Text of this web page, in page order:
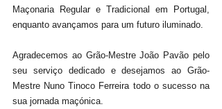
Maçonaria Regular e Tradicional em Portugal,
enquanto avançamos para um futuro iluminado.
Agradecemos ao Grão-Mestre João Pavão pelo
seu serviço dedicado e desejamos ao Grão-
Mestre Nuno Tinoco Ferreira todo o sucesso na
sua jornada maçónica.